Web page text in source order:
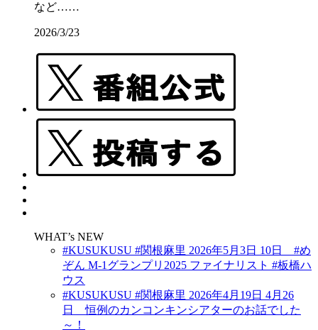
など……
2026/3/23
WHAT’s NEW
#KUSUKUSU #関根麻里 2026年5月3日 10日 #め
ぞん M-1グランプリ2025 ファイナリスト #板橋ハ
ウス
#KUSUKUSU #関根麻里 2026年4月19日 4月26
日 恒例のカンコンキンシアターのお話でした
～！